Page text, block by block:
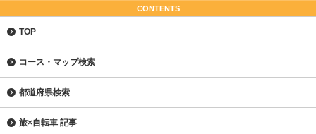
CONTENTS
TOP
コース・マップ検索
都道府県検索
旅×自転車 記事